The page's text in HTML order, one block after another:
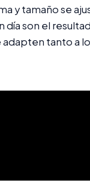
y tamaño se
son el
tanto a